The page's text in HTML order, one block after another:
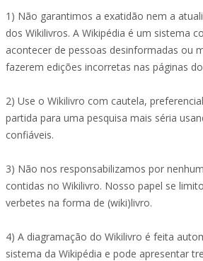
1) Não garantimos a exatidão nem a
dos Wikilivros. A Wikipédia é um sistema
acontecer de pessoas desinformadas ou
fazerem edições incorretas nas páginas
2) Use o Wikilivro com cautela,
partida para uma pesquisa mais séria
confiáveis.
3) Não nos responsabilizamos por
contidas no Wikilivro. Nosso papel se
verbetes na forma de (wiki)livro.
4) A diagramação do Wikilivro é feita
sistema da Wikipédia e pode apresentar